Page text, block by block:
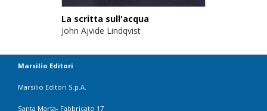
La scritta sull'acqua
John Ajvide Lindqvist
Marsilio Editori
Marsilio Editori S.p.A.
Santa Marta- Fabbricato 17